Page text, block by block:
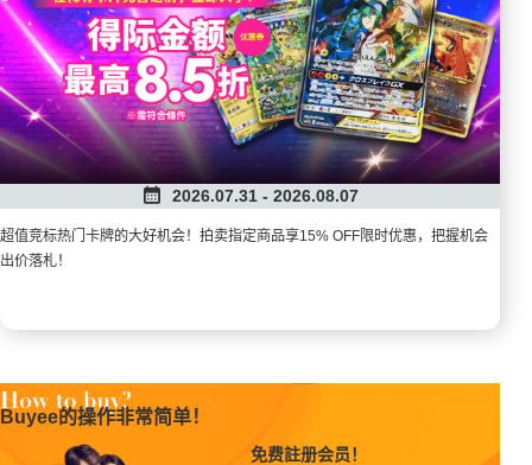
2026.07.31 - 2026.08.07
超值竞标热门卡牌的大好机会！拍卖指定商品享15% OFF限时优惠，把握机会
出价落札！
Buyee的操作非常简单！
免费註册会员！